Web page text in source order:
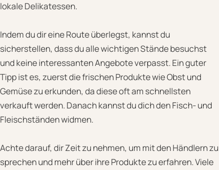
lokale Delikatessen.
Indem du dir eine Route überlegst, kannst du
sicherstellen, dass du alle wichtigen Stände besuchst
und keine interessanten Angebote verpasst. Ein guter
Tipp ist es, zuerst die frischen Produkte wie Obst und
Gemüse zu erkunden, da diese oft am schnellsten
verkauft werden. Danach kannst du dich den Fisch- und
Fleischständen widmen.
Achte darauf, dir Zeit zu nehmen, um mit den Händlern zu
sprechen und mehr über ihre Produkte zu erfahren. Viele